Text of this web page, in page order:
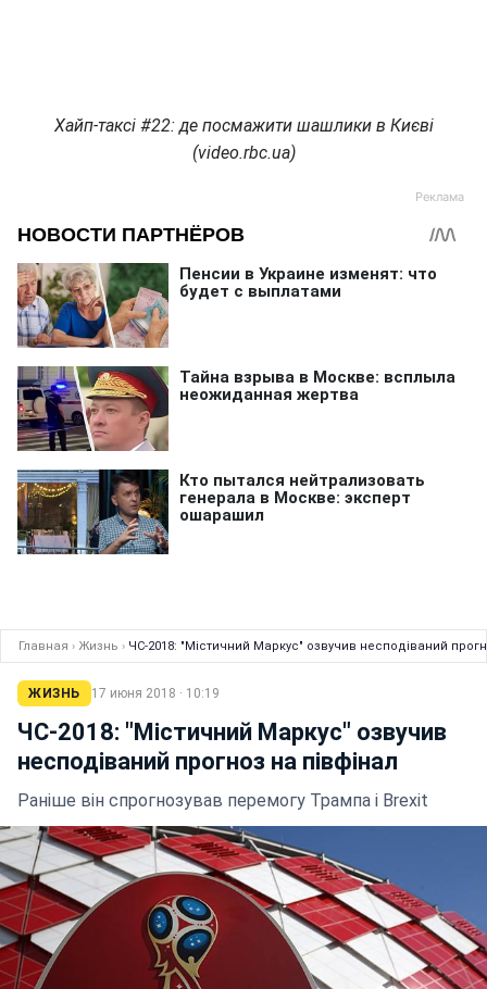
Хайп-таксі #22: де посмажити шашлики в Києві
(video.rbc.ua)
Главная › Жизнь › ЧС-2018: "Містичний Маркус" озвучив несподіваний
ЖИЗНЬ 17 июня 2018 · 10:19
ЧС-2018: "Містичний Маркус" озвучив
несподіваний прогноз на півфінал
Раніше він спрогнозував перемогу Трампа і Brexit